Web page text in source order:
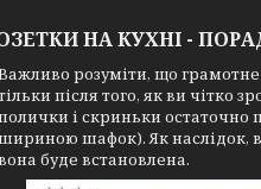
НА КУХНІ -
розуміти, що
після того, як ви чітко
і скриньки остаточно
шафок). Як наслідок,
буде встановлена.